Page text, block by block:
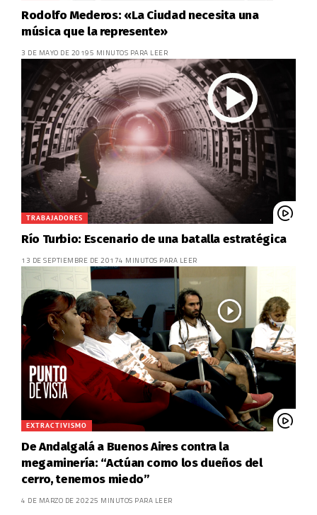
Rodolfo Mederos: «La Ciudad necesita una
música que la represente»
3 DE MAYO DE 20195 MINUTOS PARA LEER
TRABAJADORES
Río Turbio: Escenario de una batalla estratégica
13 DE SEPTIEMBRE DE 20174 MINUTOS PARA LEER
EXTRACTIVISMO
De Andalgalá a Buenos Aires contra la
megaminería: “Actúan como los dueños del
cerro, tenemos miedo”
4 DE MARZO DE 20225 MINUTOS PARA LEER